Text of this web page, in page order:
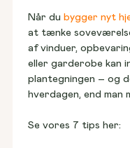
Når du bygger nyt
at tænke
af vinduer,
eller garderobe kan
plantegningen – og
hverdagen, end man
Se vores 7 tips her: